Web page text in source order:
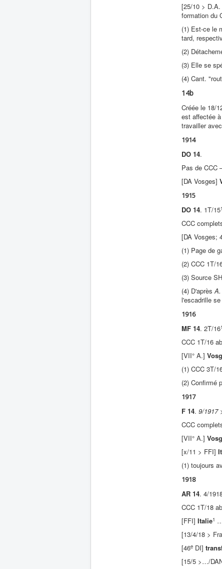
[25/10 >
formation du
(1) Est-ce le
tard,
(2)
(3) Elle se
(4) Cant.
14b
Créée le 18/
est affectée
travailler
1914
DO 14.
Pas de CCC
[DA Vosges]
1915
DO 14. 1T/151
CCC
[DA Vosges;
(1) Page de
(2) CCC 1T/
(3) Source
(4) D'après
l'escadrille
1916
MF 14. 2T/161
CCC 1T/16
[VII° A.]
(1) CCC 3T/
(2) Confirmé
1917
F 14. 9/1917
CCC
[VII° A.]
[x/11 > FFI]
(1) toujours
1918
AR 14. 4/
CCC 1T/18
[FFI] Italie1
[13/4/18 >
[46e DI]
[15/5 >…/